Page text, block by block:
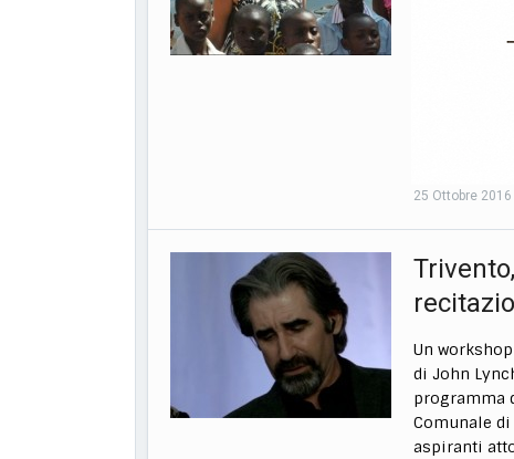
di
fare in
dottoressa
25 Ottobre 2016
Un
di John
programma
Comunale
aspiranti